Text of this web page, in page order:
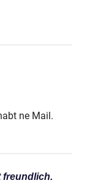
ne Mail.
freundlich.